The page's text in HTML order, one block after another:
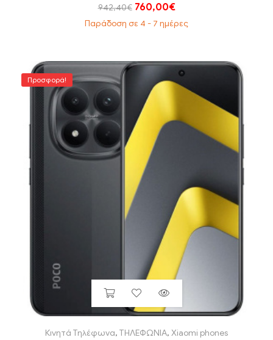
942,40€ 760,00€
Παράδοση σε 4 - 7 ημέρες
Προσφορά!
Κινητά Τηλέφωνα, ΤΗΛΕΦΩΝΙΑ, Xiaomi phones